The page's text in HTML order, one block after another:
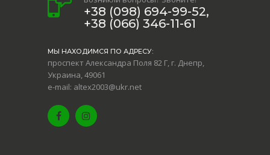
+38 (098) 694-99-52,
+38 (066) 346-11-61
МЫ НАХОДИМСЯ ПО АДРЕСУ:
проспект Александра Поля 82 Г, г. Днепр,
Украина, 49061
e-mail: altex2003@ukr.net